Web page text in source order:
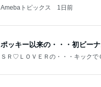
Amebaトピックス 1日前
ポッキー以来の・・・初ビー
ＳＲ♡ＬＯＶＥＲの・・・キックで